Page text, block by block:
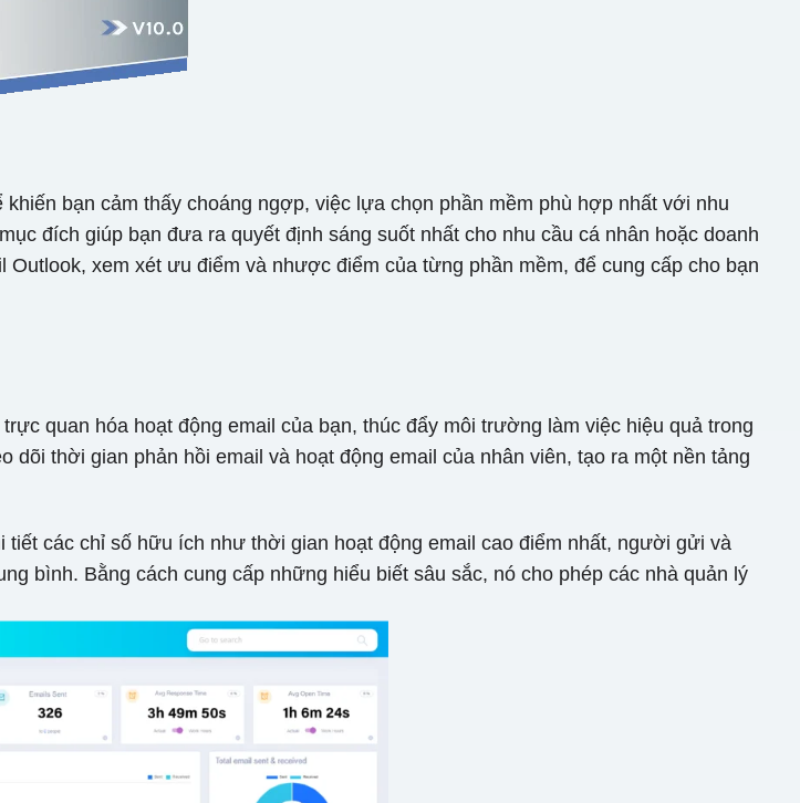
bạn cảm thấy choáng ngợp, việc lựa chọn phần mềm phù hợp nhất với nhu
đích giúp bạn đưa ra quyết định sáng suốt nhất cho nhu cầu cá nhân hoặc doanh
xem xét ưu điểm và nhược điểm của từng phần mềm, để cung cấp cho bạn
quan hóa hoạt động email của bạn, thúc đẩy môi trường làm việc hiệu quả trong
thời gian phản hồi email và hoạt động email của nhân viên, tạo ra một nền tảng
các chỉ số hữu ích như thời gian hoạt động email cao điểm nhất, người gửi và
bình. Bằng cách cung cấp những hiểu biết sâu sắc, nó cho phép các nhà quản lý